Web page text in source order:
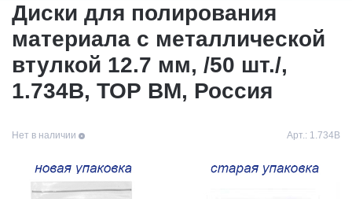
ЭНДОДОНТИЧЕСКОЕ ЛЕЧЕНИЕ
ШТИФТЫ СТЕКЛОВОЛОКНО / БЕЗЗОЛЬНЫЕ /
ТИТАН
УПАКОВКА ДЛЯ СТЕРИЛИЗАЦИИ
ПРОВОЛОКА, ГИЛЬЗЫ, ШИНЫ, КЛАММЕРА
ОБОРУДОВАНИЕ
ЗУБОТЕХНИЧЕСКАЯ ЛАБОРАТОРИЯ
СИЛИКОНЫ
МАТЕРИАЛЫ И ИНСТРУМЕНТЫ ДЛЯ
ПОЛИРОВАНИЯ
ПРИСПОСОБЛЕНИЯ ДЛЯ ИЗГОТОВЛЕНИЯ
Диски для полирования
материала с металлической
втулкой 12.7 мм, /50 шт./,
1.734В, ТОР ВМ, Россия
Нет в наличии Арт.: 1.734В